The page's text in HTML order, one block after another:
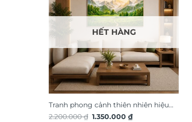
HẾT HÀNG
Tranh phong cảnh thiên nhiên hiệu
ứng dát vàng TG4912S
2.200.000₫ Giá
1.350.000₫Giá